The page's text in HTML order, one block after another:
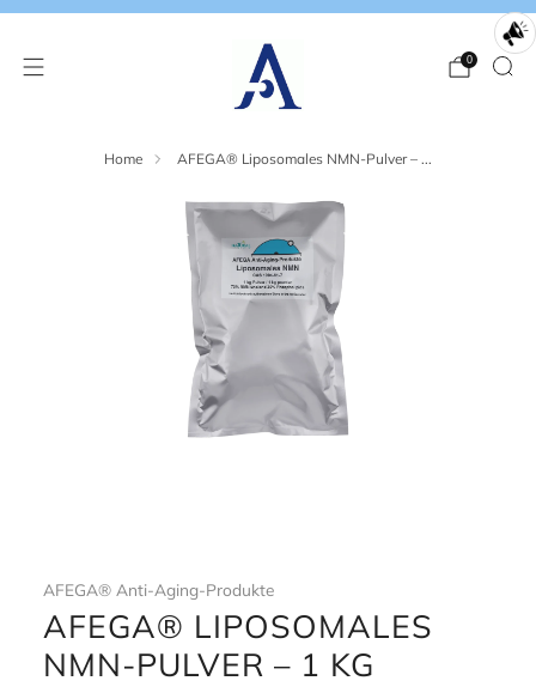
0
Home AFEGA® Liposomales NMN-Pulver – ...
AFEGA® Anti-Aging-Produkte
AFEGA® LIPOSOMALES
NMN-PULVER – 1 KG